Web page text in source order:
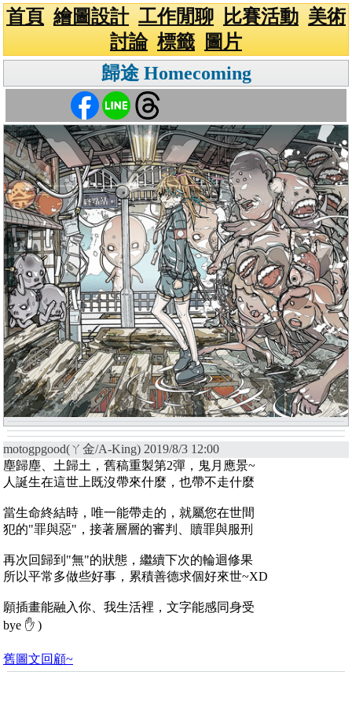
首頁 繪圖設計 工作閒聊 比賽活動 美術
討論 標籤
圖片
歸途 Homecoming
motogpgood(ㄚ金/A-King) 2019/8/3 12:00
塵歸塵、土歸土，舊稿重製第2彈，鬼月應景~
人誕生在這世上既沒帶來什麼，也帶不走什麼
當生命終結時，唯一能帶走的，就屬您在世間
犯的"罪與惡"，接著層層的審判、贖罪與服刑
再次回歸到"無"的狀態，繼續下次的輪迴修果
所以平常多做些好事，累積善德求個好來世~XD
願插畫能融入你、我生活裡，文字能感同身受
bye ✋ )
舊圖文回顧~